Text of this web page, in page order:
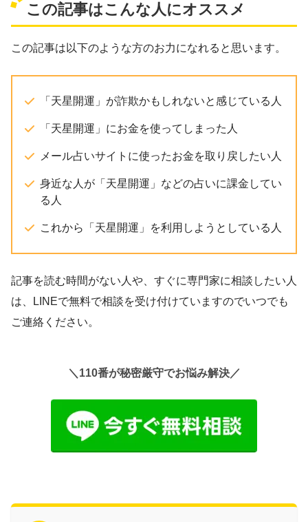
この記事はこんな人にオススメ
この記事は以下のような方のお力になれると思います。
「天星開運」が詐欺かもしれないと感じている人
「天星開運」にお金を使ってしまった人
メール占いサイトに使ったお金を取り戻したい人
身近な人が「天星開運」などの占いに課金してい
る人
これから「天星開運」を利用しようとしている人
記事を読む時間がない人や、すぐに専門家に相談したい人
は、LINEで無料で相談を受け付けていますのでいつでも
ご連絡ください。
＼110番が秘密厳守でお悩み解決／